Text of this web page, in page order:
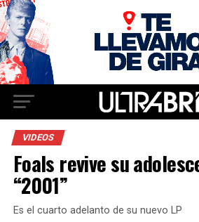
VIDEOS
Foals revive su
“2001”
Es el cuarto adelanto de su nuevo LP